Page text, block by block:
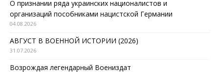
О признании ряда украинских националистов и
организаций пособниками нацистской Германии
04.08.2026
АВГУСТ В ВОЕННОЙ ИСТОРИИ (2026)
31.07.2026
Возрождая легендарный Воениздат